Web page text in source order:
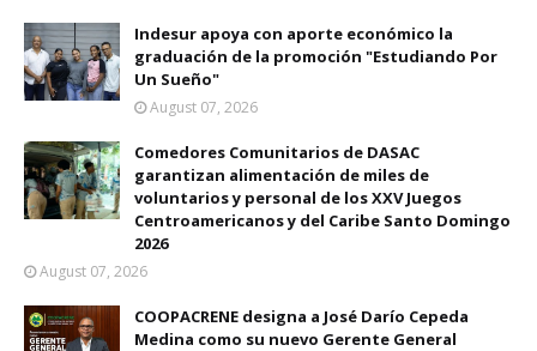
Indesur apoya con aporte económico la
graduación de la promoción "Estudiando Por
Un Sueño"
August 07, 2026
Comedores Comunitarios de DASAC
garantizan alimentación de miles de
voluntarios y personal de los XXV Juegos
Centroamericanos y del Caribe Santo Domingo
2026
August 07, 2026
COOPACRENE designa a José Darío Cepeda
Medina como su nuevo Gerente General